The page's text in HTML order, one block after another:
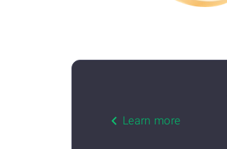
Learn more